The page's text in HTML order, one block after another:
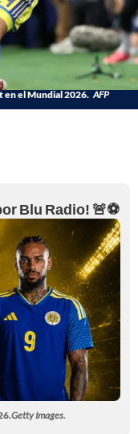
en el Mundial 2026. AFP
Blu Radio! 🚨⚽
Getty Images.